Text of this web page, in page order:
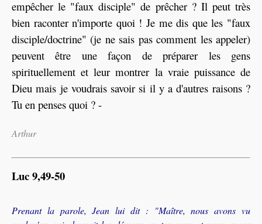
empêcher le "faux disciple" de prêcher ? Il peut très
bien raconter n'importe quoi ! Je me dis que les "faux
disciple/doctrine" (je ne sais pas comment les appeler)
peuvent être une façon de préparer les gens
spirituellement et leur montrer la vraie puissance de
Dieu mais je voudrais savoir si il y a d'autres raisons ?
Tu en penses quoi ? -
Arthur
Luc 9,49-50
Prenant la parole, Jean lui dit : "Maître, nous avons vu